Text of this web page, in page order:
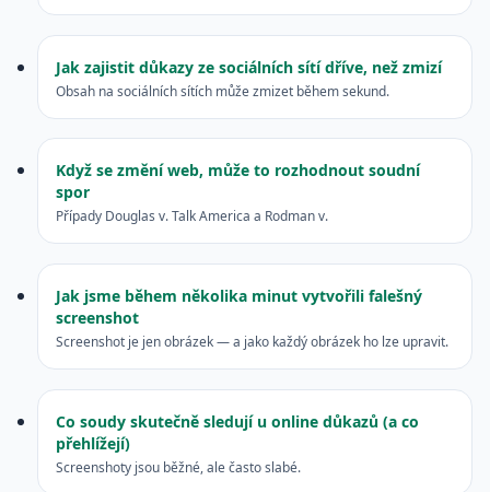
Jak zajistit důkazy ze sociálních sítí dříve, než zmizí
Obsah na sociálních sítích může zmizet během sekund.
Když se změní web, může to rozhodnout soudní
spor
Případy Douglas v. Talk America a Rodman v.
Jak jsme během několika minut vytvořili falešný
screenshot
Screenshot je jen obrázek — a jako každý obrázek ho lze upravit.
Co soudy skutečně sledují u online důkazů (a co
přehlížejí)
Screenshoty jsou běžné, ale často slabé.